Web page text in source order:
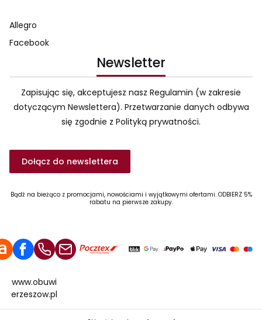
Allegro
Facebook
Newsletter
Bądź na bieżąco z promocjami, nowościami i wyjątkowymi ofertami. ODBIERZ 5%
rabatu na pierwsze zakupy.
Dołącz do newslettera
Zapisując się, akceptujesz nasz Regulamin (w zakresie
dotyczącym Newslettera). Przetwarzanie danych odbywa
się zgodnie z Polityką prywatności.
www.obuwi
erzeszow.pl